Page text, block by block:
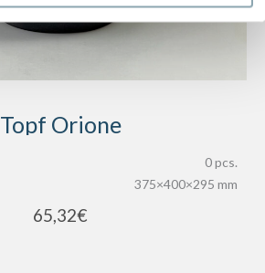
Topf Orione
0 pcs.
375×400×295 mm
65,32€